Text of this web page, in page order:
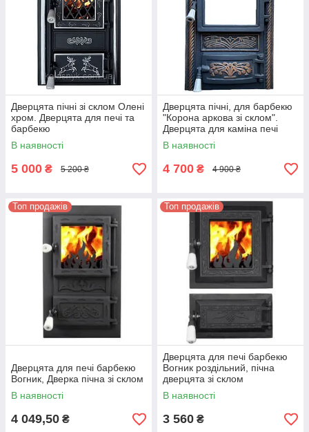
Дверцята пічні зі склом Олені
хром. Дверцята для печі та
барбекю
В наявності
5 000 ₴ 5 200 ₴
Дверцята пічні, для барбекю
"Корона аркова зі склом".
Дверцята для каміна печі
барбекю
В наявності
4 700 ₴ 4 900 ₴
Топ продажів
Дверцята для печі барбекю
Вогник, Дверка пічна зі склом
В наявності
4 049,50 ₴
Топ продажів
Дверцята для печі барбекю
Вогник роздільний, пічна
дверцята зі склом
В наявності
3 560 ₴